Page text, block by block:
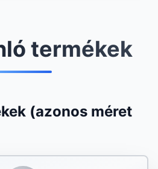
termékek
(azonos méret